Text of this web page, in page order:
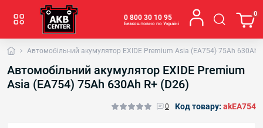
0 800 30 10 95
Безкоштовно по Україні
0
Автомобільний акумулятор EXIDE Premium Asia (EA754) 75Аh 630Ah
Автомобільний акумулятор EXIDE Premium
Asia (EA754) 75Аh 630Ah R+ (D26)
0 Код товару: akEA754